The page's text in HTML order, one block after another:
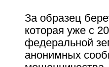
За образец
которая уже с
федеральной
анонимных